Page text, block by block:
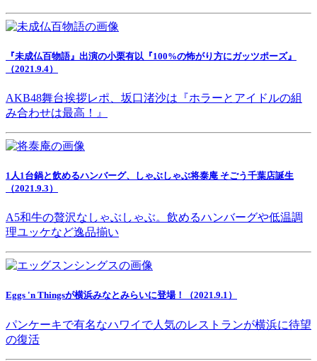
『未成仏百物語』出演の小栗有以『100%の怖がり方にガッツポーズ』
（2021.9.4）
AKB48舞台挨拶レポ、坂口渚沙は『ホラーとアイドルの組
み合わせは最高！』
1人1台鍋と飲めるハンバーグ、しゃぶしゃぶ将泰庵 そごう千葉店誕生
（2021.9.3）
A5和牛の贅沢なしゃぶしゃぶ。飲めるハンバーグや低温調
理ユッケなど逸品揃い
Eggs 'n Thingsが横浜みなとみらいに登場！（2021.9.1）
パンケーキで有名なハワイで人気のレストランが横浜に待望
の復活